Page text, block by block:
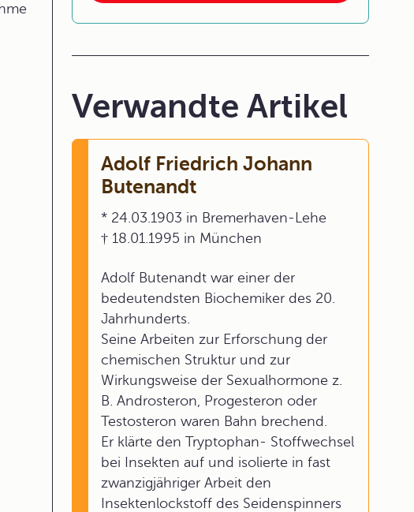
Verwandte Artikel
Adolf Friedrich Johann
Butenandt
* 24.03.1903 in Bremerhaven-Lehe
† 18.01.1995 in München
Adolf Butenandt war einer der
bedeutendsten Biochemiker des 20.
Jahrhunderts.
Seine Arbeiten zur Erforschung der
chemischen Struktur und zur
Wirkungsweise der Sexualhormone z.
B. Androsteron, Progesteron oder
Testosteron waren Bahn brechend.
Er klärte den Tryptophan- Stoffwechsel
bei Insekten auf und isolierte in fast
zwanzigjähriger Arbeit den
Insektenlockstoff des Seidenspinners